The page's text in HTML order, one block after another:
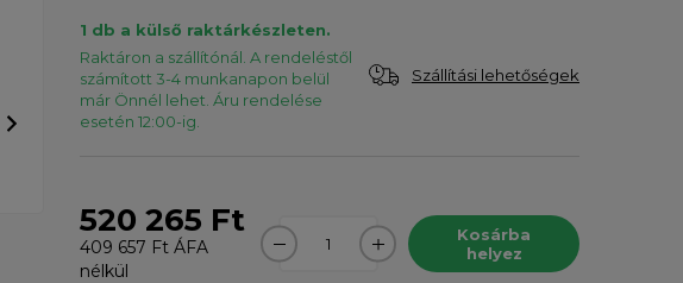
1 db a külső raktárkészleten.
Raktáron a szállítónál. A rendeléstől
számított 3-4 munkanapon belül
már Önnél lehet. Áru rendelése
esetén 12:00-ig.
Szállítási lehetőségek
520 265 Ft
409 657 Ft ÁFA
nélkül
Kosárba
helyez